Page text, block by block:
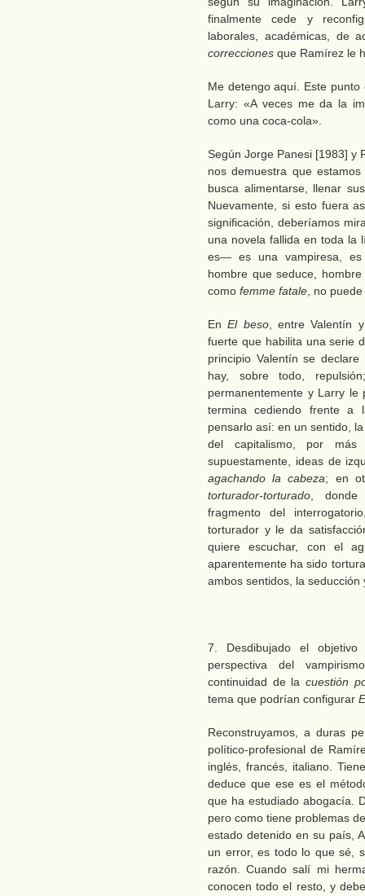
finalmente cede y
laborales, académicas, de
correcciones que Ramírez le
Me detengo aquí. Este
Larry: «A veces me da la
como una coca-cola».
Según Jorge Panesi [1983] y
nos demuestra que
busca alimentarse, llenar
Nuevamente, si esto fuera
significación, deberíamos
una novela fallida en toda la
es— es una vampiresa, es
hombre que seduce,
como femme fatale , no
EnEl beso, entre Valentín
fuerte que habilita una serie
principio Valentín se
hay, sobre todo,
permanentemente y Larry le
termina cediendo frente a
pensarlo así: en un sentido,
del capitalismo, por
supuestamente, ideas de
agachando la cabeza; en
torturador-torturado ,
fragmento del
torturador y le da
quiere escuchar, con el
aparentemente ha sido
ambos sentidos, la
7. Desdibujado el
perspectiva del
continuidad de lacuestión
tema que podrían configurar
Reconstruyamos, a duras
político-profesional de
inglés, francés, italiano.
deduce que ese es el
que ha estudiado abogacía.
pero como tiene problemas
estado detenido en su país,
un error, es todo lo que sé,
razón. Cuando salí mi
conocen todo el resto, y